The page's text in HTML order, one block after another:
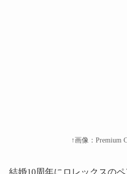
↑画像：Premium